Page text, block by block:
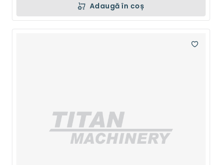
Adaugă în coș